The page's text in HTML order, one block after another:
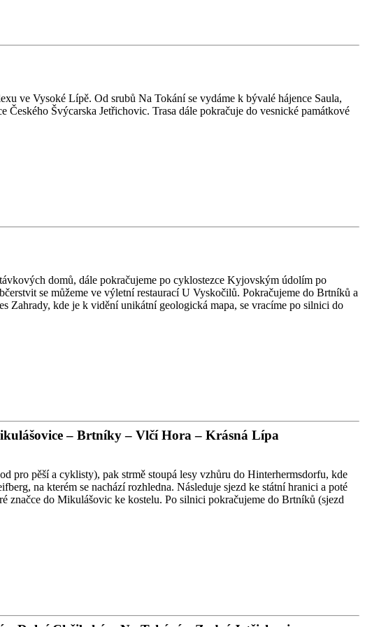
ve Vysoké Lípě. Od srubů Na Tokání se vydáme k bývalé hájence Saula,
Švýcarska Jetřichovic. Trasa dále pokračuje do vesnické památkové
domů, dále pokračujeme po cyklostezce Kyjovským údolím po
se můžeme ve výletní restaurací U Vyskočilů. Pokračujeme do Brtníků a
Zahrady, kde je k vidění unikátní geologická mapa, se vracíme po silnici do
– Brtníky – Vlčí Hora – Krásná Lípa
pro pěší a cyklisty), pak strmě stoupá lesy vzhůru do Hinterhermsdorfu, kde
na kterém se nachází rozhledna. Následuje sjezd ke státní hranici a poté
značce do Mikulášovic ke kostelu. Po silnici pokračujeme do Brtníků (sjezd